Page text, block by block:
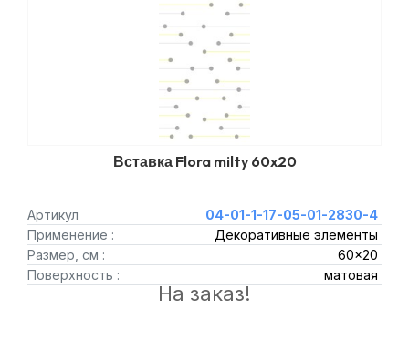
Вставка Flora milty 60x20
Артикул
04-01-1-17-05-01-2830-4
Применение :
Декоративные элементы
Размер, см :
60x20
Поверхность :
матовая
На заказ!